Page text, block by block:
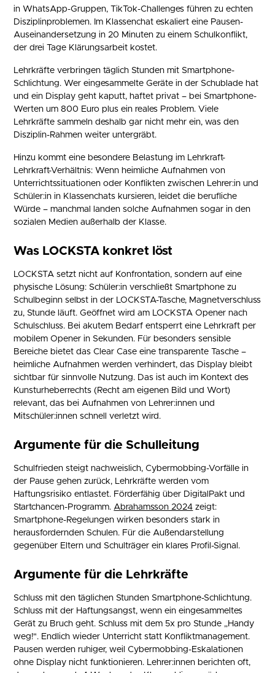
in WhatsApp-Gruppen, TikTok-Challenges führen zu echten
Disziplinproblemen. Im Klassenchat eskaliert eine Pausen-
Auseinandersetzung in 20 Minuten zu einem Schulkonflikt,
der drei Tage Klärungsarbeit kostet.
Lehrkräfte verbringen täglich Stunden mit Smartphone-
Schlichtung. Wer eingesammelte Geräte in der Schublade hat
und ein Display geht kaputt, haftet privat – bei Smartphone-
Werten um 800 Euro plus ein reales Problem. Viele
Lehrkräfte sammeln deshalb gar nicht mehr ein, was den
Disziplin-Rahmen weiter untergräbt.
Hinzu kommt eine besondere Belastung im Lehrkraft-
Lehrkraft-Verhältnis: Wenn heimliche Aufnahmen von
Unterrichtssituationen oder Konflikten zwischen Lehrer:in und
Schüler:in in Klassenchats kursieren, leidet die berufliche
Würde – manchmal landen solche Aufnahmen sogar in den
sozialen Medien außerhalb der Klasse.
Was LOCKSTA konkret löst
LOCKSTA setzt nicht auf Konfrontation, sondern auf eine
physische Lösung: Schüler:in verschließt Smartphone zu
Schulbeginn selbst in der LOCKSTA-Tasche, Magnetverschluss
zu, Stunde läuft. Geöffnet wird am LOCKSTA Opener nach
Schulschluss. Bei akutem Bedarf entsperrt eine Lehrkraft per
mobilem Opener in Sekunden. Für besonders sensible
Bereiche bietet das Clear Case eine transparente Tasche –
heimliche Aufnahmen werden verhindert, das Display bleibt
sichtbar für sinnvolle Nutzung. Das ist auch im Kontext des
Kunsturheberrechts (Recht am eigenen Bild und Wort)
relevant, das bei Aufnahmen von Lehrer:innen und
Mitschüler:innen schnell verletzt wird.
Argumente für die Schulleitung
Schulfrieden steigt nachweislich, Cybermobbing-Vorfälle in
der Pause gehen zurück, Lehrkräfte werden vom
Haftungsrisiko entlastet. Förderfähig über DigitalPakt und
Startchancen-Programm.Abrahamsson 2024 zeigt:
Smartphone-Regelungen wirken besonders stark in
herausfordernden Schulen. Für die Außendarstellung
gegenüber Eltern und Schulträger ein klares Profil-Signal.
Argumente für die Lehrkräfte
Schluss mit den täglichen Stunden Smartphone-Schlichtung.
Schluss mit der Haftungsangst, wenn ein eingesammeltes
Gerät zu Bruch geht. Schluss mit dem 5x pro Stunde „Handy
weg!". Endlich wieder Unterricht statt Konfliktmanagement.
Pausen werden ruhiger, weil Cybermobbing-Eskalationen
ohne Display nicht funktionieren. Lehrer:innen berichten oft,